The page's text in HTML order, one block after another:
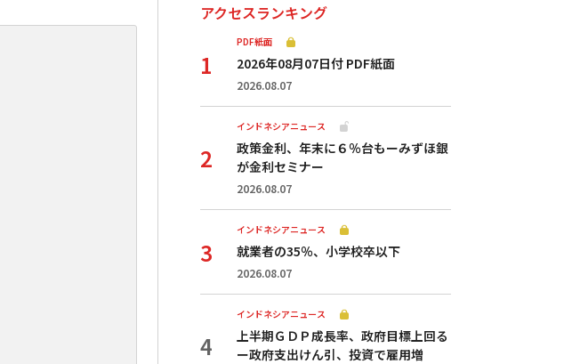
アクセスランキング
PDF紙面
2026年08月07日付 PDF紙面
2026.08.07
インドネシアニュース
政策金利、年末に６％台もーみずほ銀
が金利セミナー
2026.08.07
インドネシアニュース
就業者の35％、小学校卒以下
2026.08.07
インドネシアニュース
上半期ＧＤＰ成長率、政府目標上回る
ー政府支出けん引、投資で雇用増